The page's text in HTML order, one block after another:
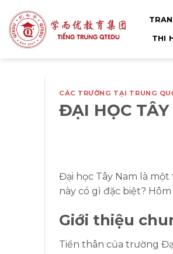
qua
nội
dung
THI
CÁC TRƯỜNG TẠI TRUNG
ĐẠI HỌC TÂY
Đại học Tây Nam là
này có gì đặc biệt?
Giới thiệu
Tiền thân của trường